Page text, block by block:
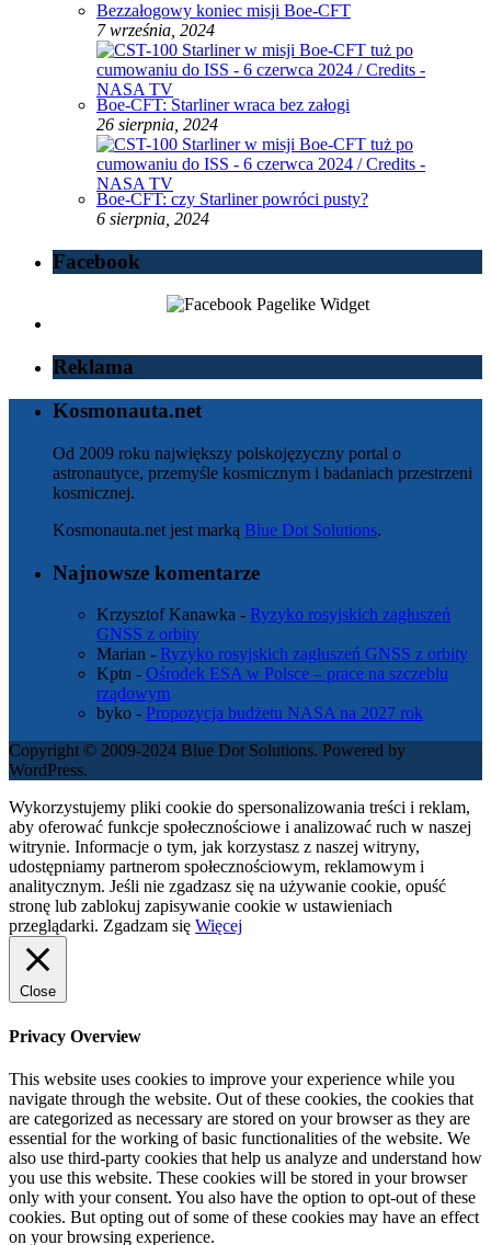
Bezzałogowy koniec misji Boe-CFT
7 września, 2024
Boe-CFT: Starliner wraca bez załogi
26 sierpnia, 2024
Boe-CFT: czy Starliner powróci pusty?
6 sierpnia, 2024
Facebook
Reklama
Kosmonauta.net
Od 2009 roku największy polskojęzyczny portal o
astronautyce, przemyśle kosmicznym i badaniach przestrzeni
kosmicznej.
Kosmonauta.net jest marką Blue Dot Solutions.
Najnowsze komentarze
Krzysztof Kanawka - Ryzyko rosyjskich zagłuszeń
GNSS z orbity
Marian - Ryzyko rosyjskich zagłuszeń GNSS z orbity
Kptn - Ośrodek ESA w Polsce – prace na szczeblu
rządowym
byko - Propozycja budżetu NASA na 2027 rok
Copyright © 2009-2024 Blue Dot Solutions. Powered by
WordPress.
Wykorzystujemy pliki cookie do spersonalizowania treści i reklam,
aby oferować funkcje społecznościowe i analizować ruch w naszej
witrynie. Informacje o tym, jak korzystasz z naszej witryny,
udostępniamy partnerom społecznościowym, reklamowym i
analitycznym. Jeśli nie zgadzasz się na używanie cookie, opuść
stronę lub zablokuj zapisywanie cookie w ustawieniach
przeglądarki. Zgadzam się Więcej
Close
Privacy Overview
This website uses cookies to improve your experience while you
navigate through the website. Out of these cookies, the cookies that
are categorized as necessary are stored on your browser as they are
essential for the working of basic functionalities of the website. We
also use third-party cookies that help us analyze and understand how
you use this website. These cookies will be stored in your browser
only with your consent. You also have the option to opt-out of these
cookies. But opting out of some of these cookies may have an effect
on your browsing experience.